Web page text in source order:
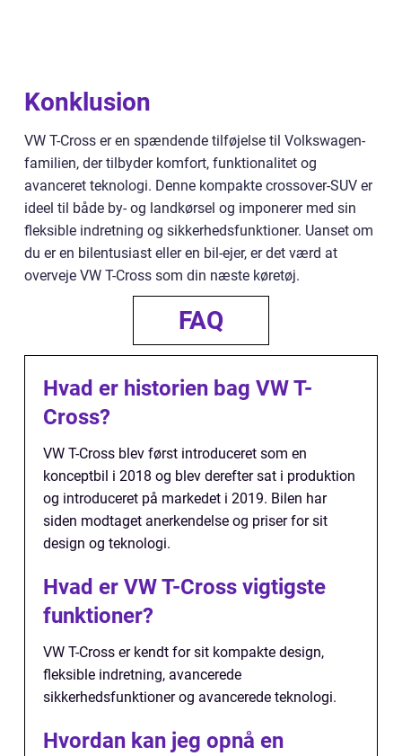
Konklusion
VW T-Cross er en spændende tilføjelse til Volkswagen-
familien, der tilbyder komfort, funktionalitet og
avanceret teknologi. Denne kompakte crossover-SUV er
ideel til både by- og landkørsel og imponerer med sin
fleksible indretning og sikkerhedsfunktioner. Uanset om
du er en bilentusiast eller en bil-ejer, er det værd at
overveje VW T-Cross som din næste køretøj.
FAQ
Hvad er historien bag VW T-
Cross?
VW T-Cross blev først introduceret som en
konceptbil i 2018 og blev derefter sat i produktion
og introduceret på markedet i 2019. Bilen har
siden modtaget anerkendelse og priser for sit
design og teknologi.
Hvad er VW T-Cross vigtigste
funktioner?
VW T-Cross er kendt for sit kompakte design,
fleksible indretning, avancerede
sikkerhedsfunktioner og avancerede teknologi.
Hvordan kan jeg opnå en